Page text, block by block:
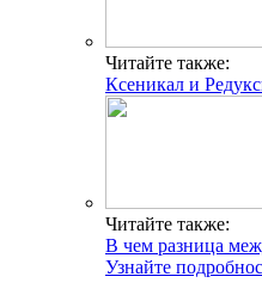
Читайте также:
Ксеникал и
Читайте также:
В чем разница
Узнайте